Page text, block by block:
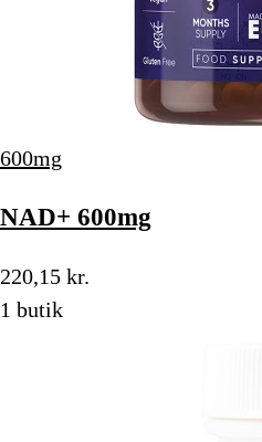
600mg
NAD+ 600mg
220,15 kr.
1 butik